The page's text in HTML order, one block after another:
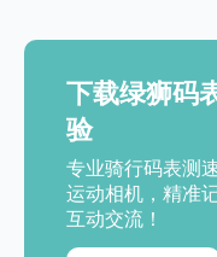
下载绿狮码
验
专业骑行码表测
运动相机，精准
互动交流！